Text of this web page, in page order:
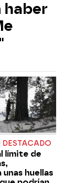
haber
límite de
huellas